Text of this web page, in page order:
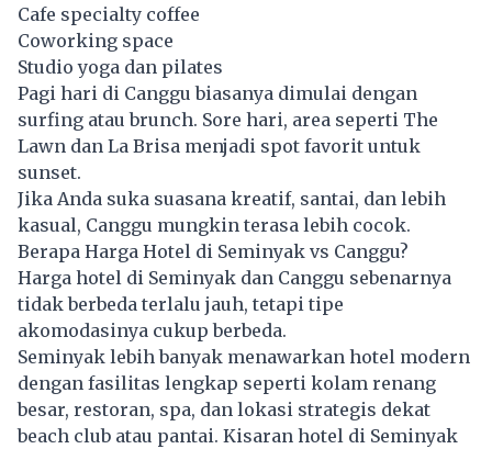
Cafe specialty coffee
Coworking space
Studio yoga dan pilates
Pagi hari di Canggu biasanya dimulai dengan
surfing atau brunch. Sore hari, area seperti The
Lawn dan La Brisa menjadi spot favorit untuk
sunset.
Jika Anda suka suasana kreatif, santai, dan lebih
kasual, Canggu mungkin terasa lebih cocok.
Berapa Harga Hotel di Seminyak vs Canggu?
Harga hotel di Seminyak dan Canggu sebenarnya
tidak berbeda terlalu jauh, tetapi tipe
akomodasinya cukup berbeda.
Seminyak lebih banyak menawarkan hotel modern
dengan fasilitas lengkap seperti kolam renang
besar, restoran, spa, dan lokasi strategis dekat
beach club atau pantai. Kisaran hotel di Seminyak